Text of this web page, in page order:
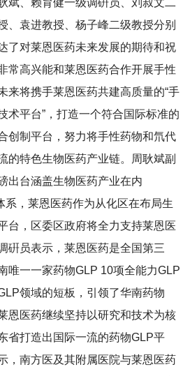
、袁进教授、杨子峰二级教授分别
了对莱恩医药未来发展的期待和祝
常高兴能和莱恩医药合作开展手性
来将携手莱恩医药共建高质量的“手
术平台”，打造一个符合国际标准的
创制平台，努力将手性药物和氘代
的特色生物医药产业链。周耿斌副
出台涵盖生物医药产业在内
系，莱恩医药作为从化区在布局生
台，区委区政府将全力支持莱恩医
硏员表示，莱恩医药是全国第三
唯一一家药物GLP 10项全能力GLP
领域的短板，引领了华南药物
恩医药继续坚持以研究和技术为核
省打造出国际一流的药物GLP平
，南方医及其附属医院与莱恩医药